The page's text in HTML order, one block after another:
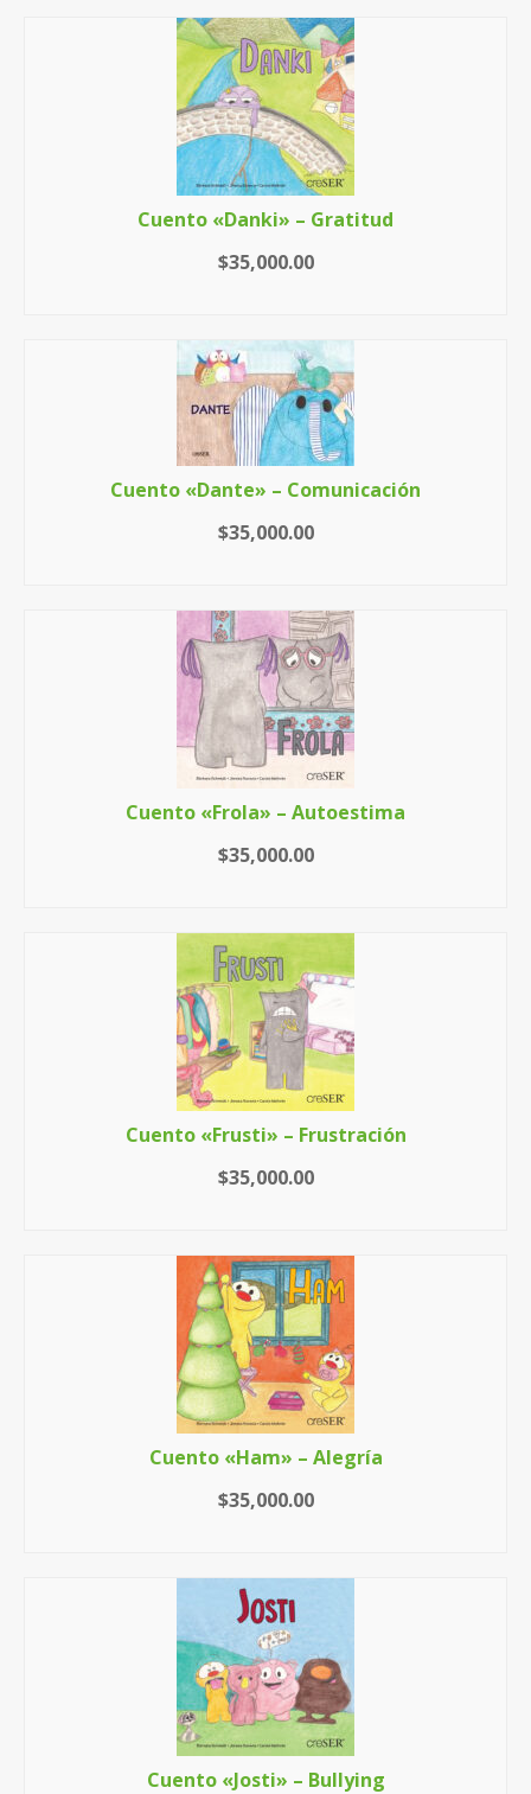
Cuento «Danki» – Gratitud
$35,000.00
Cuento «Dante» – Comunicación
$35,000.00
Cuento «Frola» – Autoestima
$35,000.00
Cuento «Frusti» – Frustración
$35,000.00
Cuento «Ham» – Alegría
$35,000.00
Cuento «Josti» – Bullying